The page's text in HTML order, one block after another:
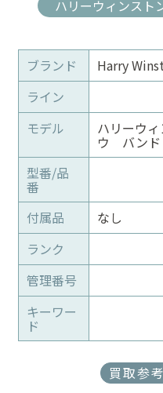
ハリーウィンスト
ブランド
Harry
ライン
モデル
ハリーウ
ウ バンド
型番/品
番
付属品
なし
ランク
管理番号
キーワー
ド
買取参